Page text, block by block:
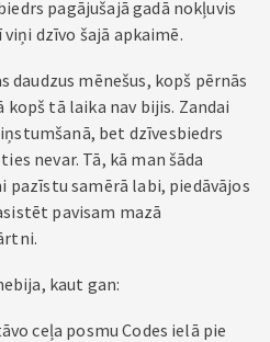
pagājušajā gadā nokļuvis
dzīvo šajā apkaimē.
daudzus mēnešus, kopš pērnās
tā laika nav bijis. Zandai
bet dzīvesbiedrs
nevar. Tā, kā man šāda
samērā labi, piedāvājos
pavisam mazā
kaut gan:
ceļa posmu Codes ielā pie